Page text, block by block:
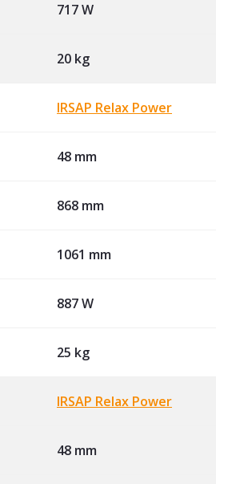
717 W
20 kg
IRSAP Relax Power
48 mm
868 mm
1061 mm
887 W
25 kg
IRSAP Relax Power
48 mm